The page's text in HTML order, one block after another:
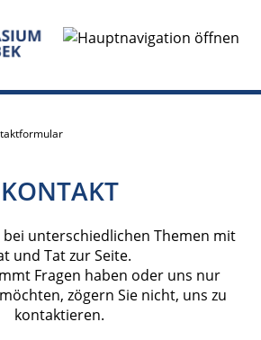
KONTAKT
unterschiedlichen Themen mit
und Tat zur Seite.
Fragen haben oder uns nur
zögern Sie nicht, uns zu
kontaktieren.